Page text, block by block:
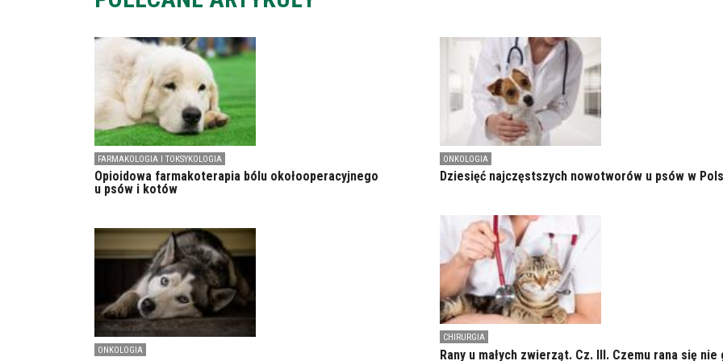
FARMAKOLOGIA I TOKSYKOLOGIA
Opioidowa farmakoterapia bólu okołooperacyjnego
u psów i kotów
ONKOLOGIA
ONKOLOGIA
Dziesięć najczęstszych nowotworów u psów w
CHIRURGIA
Rany u małych zwierząt. Cz. III. Czemu rana się nie